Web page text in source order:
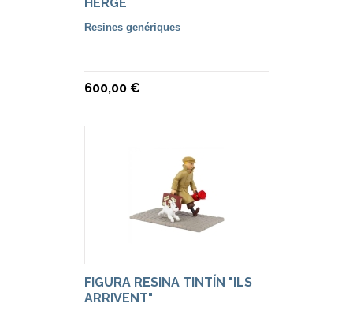
Resines genériques
600,00 €
FIGURA RESINA TINTÍN "ILS
ARRIVENT"